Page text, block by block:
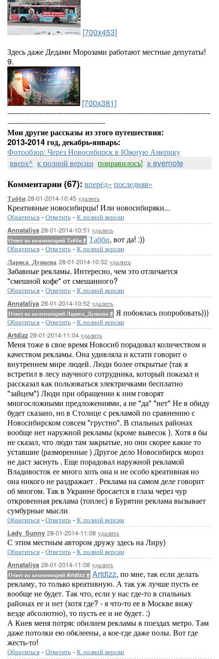
[700x453]
Здесь даже Дедами Морозами работают местные депутаты!
9.
[700x381]
-----------------------------------------------------------------------------------
----------------------------------------
Мои другие рассказы из этого путешествия:
2013-2014 год, декабрь-январь:
Фотообзор: Через Новосибирск в Южную Америку
вверх^ к полной версии понравилось! в evernote
Комментарии (67): вперёд» последняя»
Табби 28-01-2014-10:45 удалить
Креативные новосибирцы! Или новосибиряки...
Обратиться - Ответить - К полной версии
Annataliya 28-01-2014-10:51 удалить
Ответ на комментарий Табби # Табби, вот да! :))
Обратиться - Ответить - К полной версии
Лариса_Дунаева 28-01-2014-10:52 удалить
Забавные рекламы. Интересно, чем это отличается
"смешной кофе" от смешанного?
Обратиться - Ответить - К полной версии
Annataliya 28-01-2014-10:52 удалить
Ответ на комментарий Лариса_Дунаева # Я побоялась попробовать)))
Обратиться - Ответить - К полной версии
Artdizz 28-01-2014-11:04 удалить
Меня тоже в свое время Новосиб порадовал количеством и
качеством рекламы. Она удивляла и кстати говорит о
внутреннем мире людей. Люди более открытые (так я
встретил в лесу научного сотрудника, который показал и
рассказал как пользоваться электричками бесплатно
"зайцем") Люди при обращении к ним говорят
многосложными предложениями, а не "да" "нет" Не в обиду
будет сказано, но в Столице с рекламой по сравнению с
Новосибирском совсем "грустно". В спальных районах
вообще нет наружной рекламы (кроме вывесок ). Хотя я бы
не сказал, что люди там закрытые, но они скорее какие то
уставшие (разморенные ) Другое дело Новосибирск мороз
не даст заснуть . Еще порадовал наружной рекламой
Владивосток ее много хоть она и не особо креативная но
она никого не раздражает . Реклама на самом деле говорит
об многом. Так в Украине бросается в глаза через чур
откровенная реклама (топлес) в Бурятии реклама вызывает
сумбурные мысли
Обратиться - Ответить - К полной версии
Lady_Sunny 28-01-2014-11:08 удалить
С этим местным автором дружу здесь на Лиру)
Обратиться - Ответить - К полной версии
Annataliya 28-01-2014-11:08 удалить
Ответ на комментарий Artdizz # Artdizz, по мне, так если делать
рекламу, то только креативную. А так уж лучше пусть ее
вообще не будет. Так что, если у нас где-то в спальных
районах ее и нет (хотя где? - я что-то ее в Москве вижу
везде абсолютно), то пусть ее и не будет. :)
А Киев меня потряс обилием рекламы в поездах метро. Там
даже потолки ею обклеены, а кое-где даже полы. Вот где
жесть-то!
Обратиться - Ответить - К полной версии